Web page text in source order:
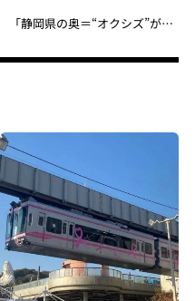
「静岡県の奥＝“オクシズ”が最高らしい」秘境“梅ケ島ドライブイン”にあるサウナとは？懐かしいのに新しい癒やし体験